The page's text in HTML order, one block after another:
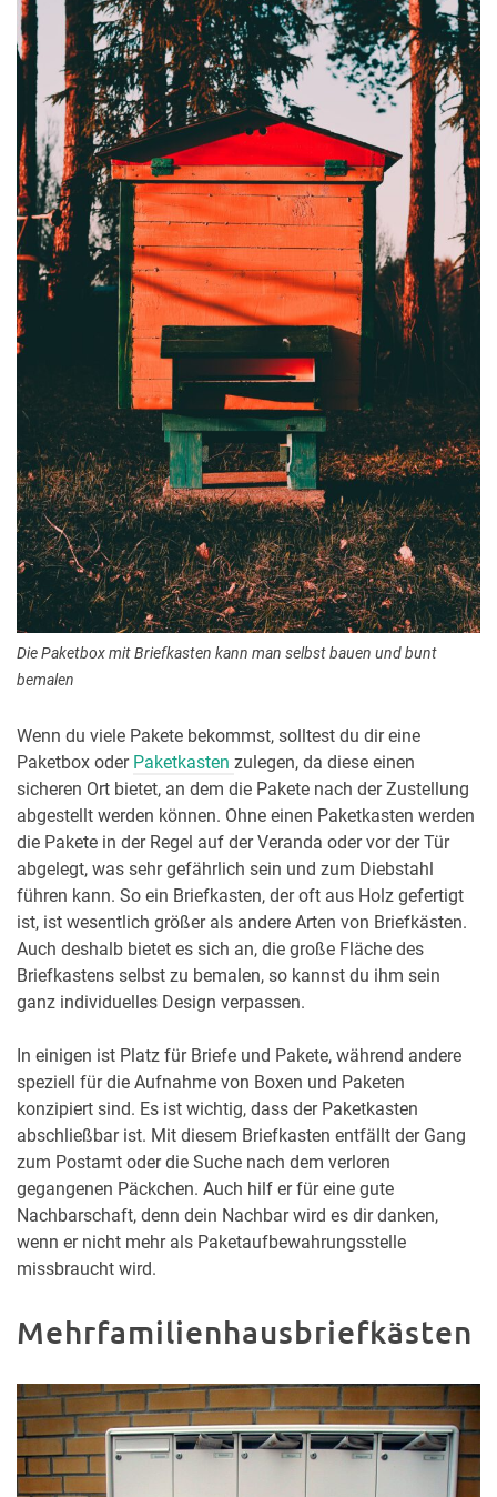
Die Paketbox mit Briefkasten kann man selbst bauen und bunt
bemalen
Wenn du viele Pakete bekommst, solltest du dir eine
Paketbox oder Paketkasten zulegen, da diese einen
sicheren Ort bietet, an dem die Pakete nach der Zustellung
abgestellt werden können. Ohne einen Paketkasten werden
die Pakete in der Regel auf der Veranda oder vor der Tür
abgelegt, was sehr gefährlich sein und zum Diebstahl
führen kann. So ein Briefkasten, der oft aus Holz gefertigt
ist, ist wesentlich größer als andere Arten von Briefkästen.
Auch deshalb bietet es sich an, die große Fläche des
Briefkastens selbst zu bemalen, so kannst du ihm sein
ganz individuelles Design verpassen.
In einigen ist Platz für Briefe und Pakete, während andere
speziell für die Aufnahme von Boxen und Paketen
konzipiert sind. Es ist wichtig, dass der Paketkasten
abschließbar ist. Mit diesem Briefkasten entfällt der Gang
zum Postamt oder die Suche nach dem verloren
gegangenen Päckchen. Auch hilf er für eine gute
Nachbarschaft, denn dein Nachbar wird es dir danken,
wenn er nicht mehr als Paketaufbewahrungsstelle
missbraucht wird.
Mehrfamilienhausbriefkästen